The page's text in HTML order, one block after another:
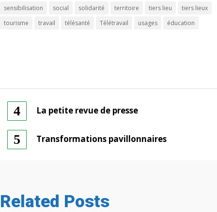
sensibilisation social solidarité territoire tiers lieu
tiers lieux
tourisme
travail télésanté Télétravail usages éducation
La petite revue de presse
Transformations pavillonnaires
Related Posts